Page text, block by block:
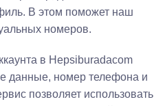
В этом поможет наш
номеров.
в Hepsiburadacom
данные, номер телефона и
позволяет использовать